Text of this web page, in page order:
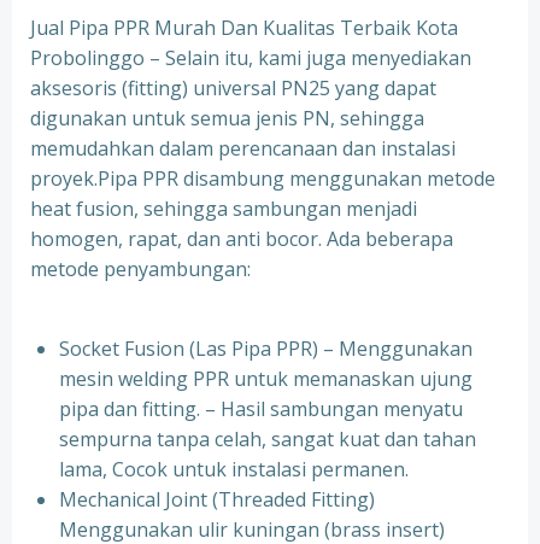
Jual Pipa PPR Murah Dan Kualitas Terbaik Kota
Probolinggo – Selain itu, kami juga menyediakan
aksesoris (fitting) universal PN25 yang dapat
digunakan untuk semua jenis PN, sehingga
memudahkan dalam perencanaan dan instalasi
proyek.Pipa PPR disambung menggunakan metode
heat fusion, sehingga sambungan menjadi
homogen, rapat, dan anti bocor. Ada beberapa
metode penyambungan:
Socket Fusion (Las Pipa PPR) – Menggunakan
mesin welding PPR untuk memanaskan ujung
pipa dan fitting. – Hasil sambungan menyatu
sempurna tanpa celah, sangat kuat dan tahan
lama, Cocok untuk instalasi permanen.
⁠Mechanical Joint (Threaded Fitting)
Menggunakan ulir kuningan (brass insert)